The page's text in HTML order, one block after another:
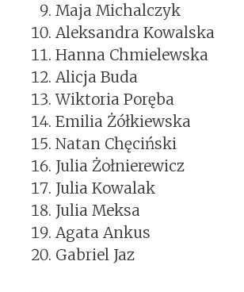
Maja Michalczyk
Aleksandra Kowalska
Hanna Chmielewska
Alicja Buda
Wiktoria Poręba
Emilia Żółkiewska
Natan Chęciński
Julia Żołnierewicz
Julia Kowalak
Julia Meksa
Agata Ankus
Gabriel Jaz